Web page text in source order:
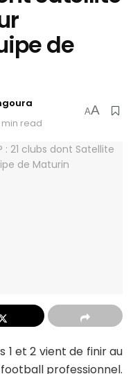
de
read
AA
1 et 2 vient de finir au
professionnel.